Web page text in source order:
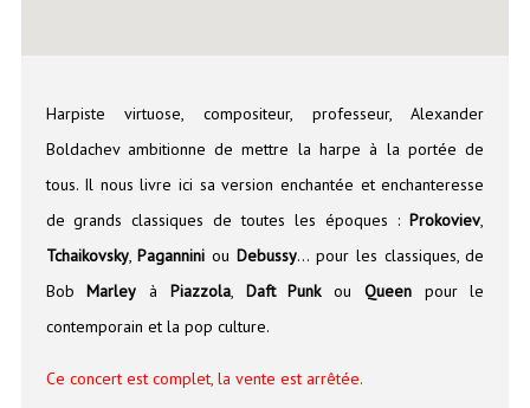
Harpiste virtuose, compositeur, professeur, Alexander
Boldachev ambitionne de mettre la harpe à la portée de
tous. Il nous livre ici sa version enchantée et enchanteresse
de grands classiques de toutes les époques :Prokoviev,
Tchaikovsky,Pagannini ouDebussy… pour les classiques, de
BobMarley à Piazzola, Daft Punkou Queenpour le
contemporain et la pop culture.
Ce concert est complet, la vente est arrêtée.